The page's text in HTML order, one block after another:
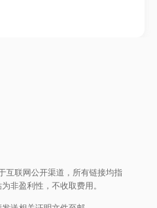
互联网公开渠道，所有链接均指
非盈利性，不收取费用。